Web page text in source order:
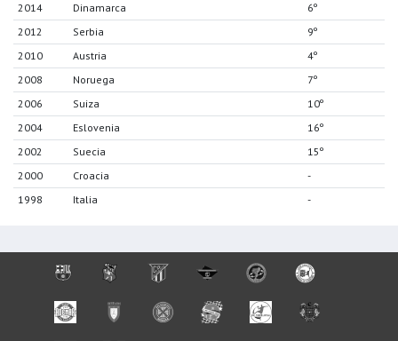
2014
Dinamarca
6º
2012
Serbia
9º
2010
Austria
4º
2008
Noruega
7º
2006
Suiza
10º
2004
Eslovenia
16º
2002
Suecia
15º
2000
Croacia
-
1998
Italia -